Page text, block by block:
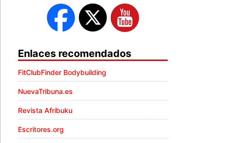
Enlaces recomendados
FitClubFinder Bodybuilding
NuevaTribuna.es
Revista Afribuku
Escritores.org